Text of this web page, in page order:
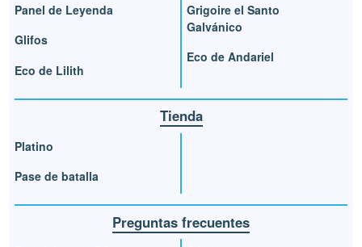
Panel de Leyenda
Glifos
Eco de Lilith
Grigoire el Santo
Galvánico
Eco de Andariel
Tienda
Platino
Pase de batalla
Preguntas frecuentes